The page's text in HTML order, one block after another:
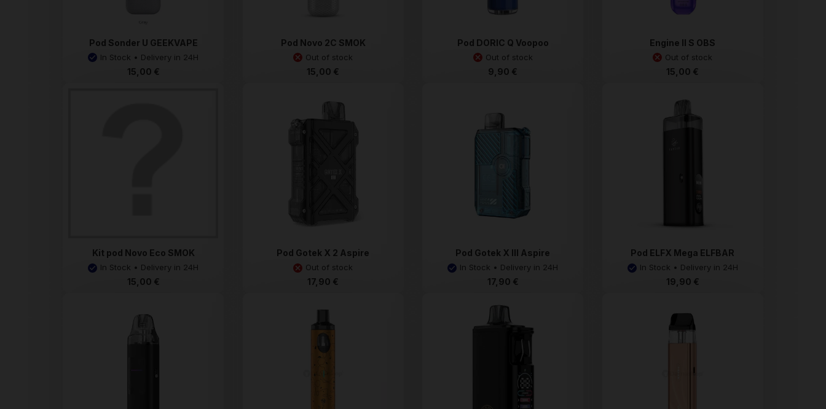
Pod Sonder U GEEKVAPE
In Stock • Delivery in 24H
15,00 €
Pod Novo 2C SMOK
Out of stock
15,00 €
Pod DORIC Q Voopoo
Out of stock
9,90 €
Engine II S OBS
Out of stock
15,00 €
Kit pod Novo Eco SMOK
In Stock • Delivery in 24H
15,00 €
Pod Gotek X 2 Aspire
Out of stock
17,90 €
Pod Gotek X III Aspire
In Stock • Delivery in 24H
17,90 €
Pod ELFX Mega ELFBAR
In Stock • Delivery in 24H
19,90 €